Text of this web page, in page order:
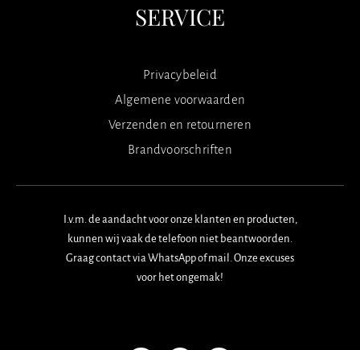
SERVICE
Privacybeleid
Algemene voorwaarden
Verzenden en retourneren
Brandvoorschriften
I.v.m. de aandacht voor onze klanten en producten,
kunnen wij vaak de telefoon niet beantwoorden.
Graag contact via WhatsApp of mail. Onze excuses
voor het ongemak!
a
n
h